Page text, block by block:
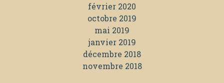
février 2020
octobre 2019
mai 2019
janvier 2019
décembre 2018
novembre 2018